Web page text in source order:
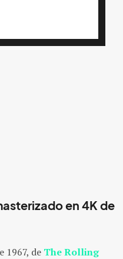
en 4K de
1967, de The Rolling